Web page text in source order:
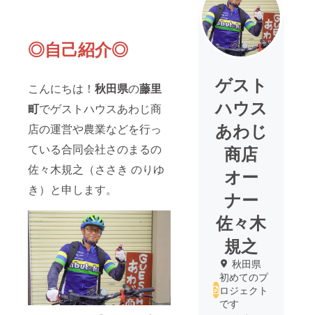
◎自己紹介◎
こんにちは！ 秋田県の藤里
町でゲストハウスあわじ商
店の運営や農業などを行っ
ている合同会社さのまるの
佐々木規之（ささき のりゆ
き）と申します。
ゲスト
ハウス
あわじ
商店
オー
ナー
佐々木
規之
秋田県
初めてのプ
ロジェクト
です